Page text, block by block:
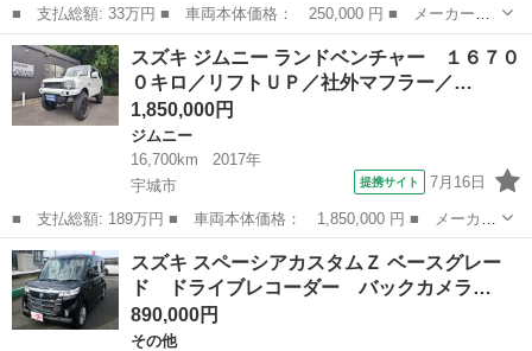
■ 支払総額: 33万円 ■ 車両本体価格： 250,000 円 ■ メーカー
名： スズキ ■ 車種名： パレットＳＷ ■ グレード名： ＸＳ
両側スライド・片側電動 ナビ ＴＶ オートライト ＨＩＤ スマ
ートキー 電動格...
熊本 宇城市 パレット
スズキ ジムニー ランドベンチャー １６７０
０キロ／リフトＵＰ／社外マフラー／…
1,850,000円
ジムニー
16,700km
2017年
宇城市
提携サイト 7月16日
■ 支払総額: 189万円 ■ 車両本体価格： 1,850,000 円 ■ メーカー
名： スズキ ■ 車種名： ジムニー ■ グレード名： ランドベン
チャー １６７００キロ／リフトＵＰ／社外マフラー／社外エアクリ
／社外１６...
熊本 宇城市 ジムニー
スズキ スペーシアカスタムＺ ベースグレー
ド ドライブレコーダー バックカメラ…
890,000円
その他